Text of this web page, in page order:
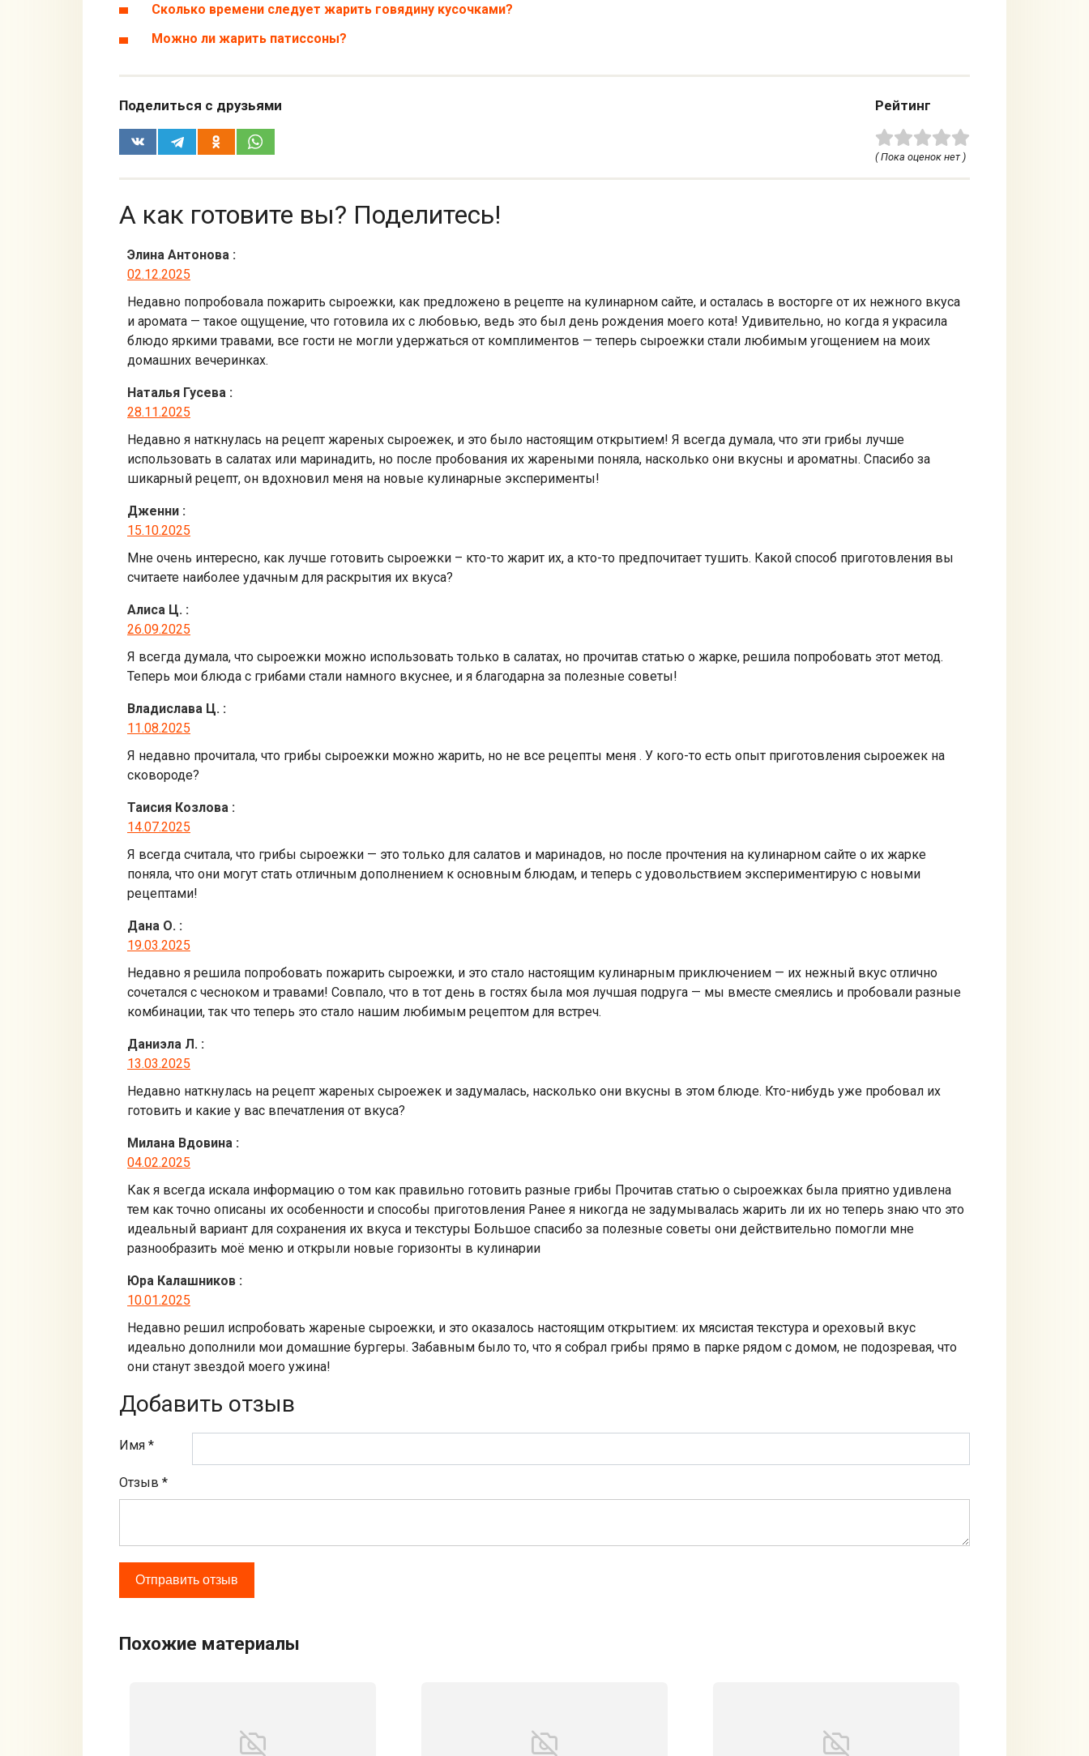
Сколько времени следует жарить говядину кусочками?
Можно ли жарить патиссоны?
Поделиться с друзьями Рейтинг
( Пока оценок нет )
А как готовите вы? Поделитесь!
Элина Антонова :
02.12.2025
Недавно попробовала пожарить сыроежки, как предложено в рецепте на кулинарном сайте, и осталась в восторге от их нежного вкуса
и аромата — такое ощущение, что готовила их с любовью, ведь это был день рождения моего кота! Удивительно, но когда я украсила
блюдо яркими травами, все гости не могли удержаться от комплиментов — теперь сыроежки стали любимым угощением на моих
домашних вечеринках.
Наталья Гусева :
28.11.2025
Недавно я наткнулась на рецепт жареных сыроежек, и это было настоящим открытием! Я всегда думала, что эти грибы лучше
использовать в салатах или маринадить, но после пробования их жареными поняла, насколько они вкусны и ароматны. Спасибо за
шикарный рецепт, он вдохновил меня на новые кулинарные эксперименты!
Дженни :
15.10.2025
Мне очень интересно, как лучше готовить сыроежки – кто-то жарит их, а кто-то предпочитает тушить. Какой способ приготовления вы
считаете наиболее удачным для раскрытия их вкуса?
Алиса Ц. :
26.09.2025
Я всегда думала, что сыроежки можно использовать только в салатах, но прочитав статью о жарке, решила попробовать этот метод.
Теперь мои блюда с грибами стали намного вкуснее, и я благодарна за полезные советы!
Владислава Ц. :
11.08.2025
Я недавно прочитала, что грибы сыроежки можно жарить, но не все рецепты меня . У кого-то есть опыт приготовления сыроежек на
сковороде?
Таисия Козлова :
14.07.2025
Я всегда считала, что грибы сыроежки — это только для салатов и маринадов, но после прочтения на кулинарном сайте о их жарке
поняла, что они могут стать отличным дополнением к основным блюдам, и теперь с удовольствием экспериментирую с новыми
рецептами!
Дана О. :
19.03.2025
Недавно я решила попробовать пожарить сыроежки, и это стало настоящим кулинарным приключением — их нежный вкус отлично
сочетался с чесноком и травами! Совпало, что в тот день в гостях была моя лучшая подруга — мы вместе смеялись и пробовали разные
комбинации, так что теперь это стало нашим любимым рецептом для встреч.
Даниэла Л. :
13.03.2025
Недавно наткнулась на рецепт жареных сыроежек и задумалась, насколько они вкусны в этом блюде. Кто-нибудь уже пробовал их
готовить и какие у вас впечатления от вкуса?
Милана Вдовина :
04.02.2025
Как я всегда искала информацию о том как правильно готовить разные грибы Прочитав статью о сыроежках была приятно удивлена
тем как точно описаны их особенности и способы приготовления Ранее я никогда не задумывалась жарить ли их но теперь знаю что это
идеальный вариант для сохранения их вкуса и текстуры Большое спасибо за полезные советы они действительно помогли мне
разнообразить моё меню и открыли новые горизонты в кулинарии
Юра Калашников :
10.01.2025
Недавно решил испробовать жареные сыроежки, и это оказалось настоящим открытием: их мясистая текстура и ореховый вкус
идеально дополнили мои домашние бургеры. Забавным было то, что я собрал грибы прямо в парке рядом с домом, не подозревая, что
они станут звездой моего ужина!
Добавить отзыв
Имя *
Отзыв *
Похожие материалы